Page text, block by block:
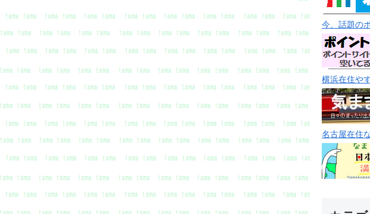
今、話題の
横浜在住や
名古屋在住